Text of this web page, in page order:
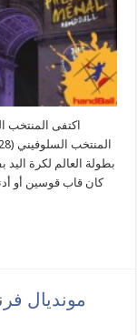
اكتفى المنتخب
بطولة العالم لكرة
كان قاب قوسين أو